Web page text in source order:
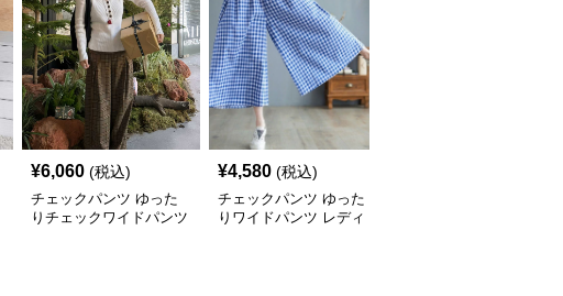
¥6,060 (税込)
チェックパンツ ゆった
りチェックワイドパンツ
¥4,580 (税込)
チェックパンツ ゆった
りワイドパンツ レディ